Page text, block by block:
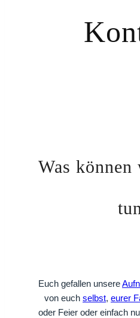
Was
Euch gefallen unsere
von euch selbst, eurer
oder Feier oder einfach